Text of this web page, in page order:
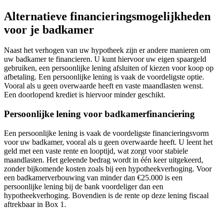
Alternatieve financieringsmogelijkheden
voor je badkamer
Naast het verhogen van uw hypotheek zijn er andere manieren om
uw badkamer te financieren. U kunt hiervoor uw eigen spaargeld
gebruiken, een persoonlijke lening afsluiten of kiezen voor koop op
afbetaling. Een persoonlijke lening is vaak de voordeligste optie.
Vooral als u geen overwaarde heeft en vaste maandlasten wenst.
Een doorlopend krediet is hiervoor minder geschikt.
Persoonlijke lening voor badkamerfinanciering
Een persoonlijke lening is vaak de voordeligste financieringsvorm
voor uw badkamer, vooral als u geen overwaarde heeft. U leent het
geld met een vaste rente en looptijd, wat zorgt voor stabiele
maandlasten. Het geleende bedrag wordt in één keer uitgekeerd,
zonder bijkomende kosten zoals bij een hypotheekverhoging. Voor
een badkamerverbouwing van minder dan €25.000 is een
persoonlijke lening bij de bank voordeliger dan een
hypotheekverhoging. Bovendien is de rente op deze lening fiscaal
aftrekbaar in Box 1.